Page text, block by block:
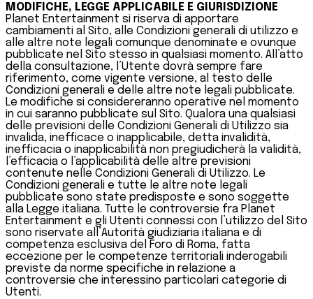
MODIFICHE, LEGGE APPLICABILE E GIURISDIZIONE
Planet Entertainment si riserva di apportare
cambiamenti al Sito, alle Condizioni generali di utilizzo e
alle altre note legali comunque denominate e ovunque
pubblicate nel Sito stesso in qualsiasi momento. All’atto
della consultazione, l’Utente dovrà sempre fare
riferimento, come vigente versione, al testo delle
Condizioni generali e delle altre note legali pubblicate.
Le modifiche si considereranno operative nel momento
in cui saranno pubblicate sul Sito. Qualora una qualsiasi
delle previsioni delle Condizioni Generali di Utilizzo sia
invalida, inefficace o inapplicabile, detta invalidità,
inefficacia o inapplicabilità non pregiudicherà la validità,
l’efficacia o l’applicabilità delle altre previsioni
contenute nelle Condizioni Generali di Utilizzo. Le
Condizioni generali e tutte le altre note legali
pubblicate sono state predisposte e sono soggette
alla Legge italiana. Tutte le controversie fra Planet
Entertainment e gli Utenti connessi con l’utilizzo del Sito
sono riservate all’Autorità giudiziaria italiana e di
competenza esclusiva del Foro di Roma, fatta
eccezione per le competenze territoriali inderogabili
previste da norme specifiche in relazione a
controversie che interessino particolari categorie di
Utenti.